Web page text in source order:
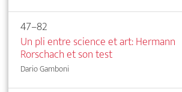
47–82
Un pli entre science et art: Hermann
Rorschach et son test
Dario Gamboni